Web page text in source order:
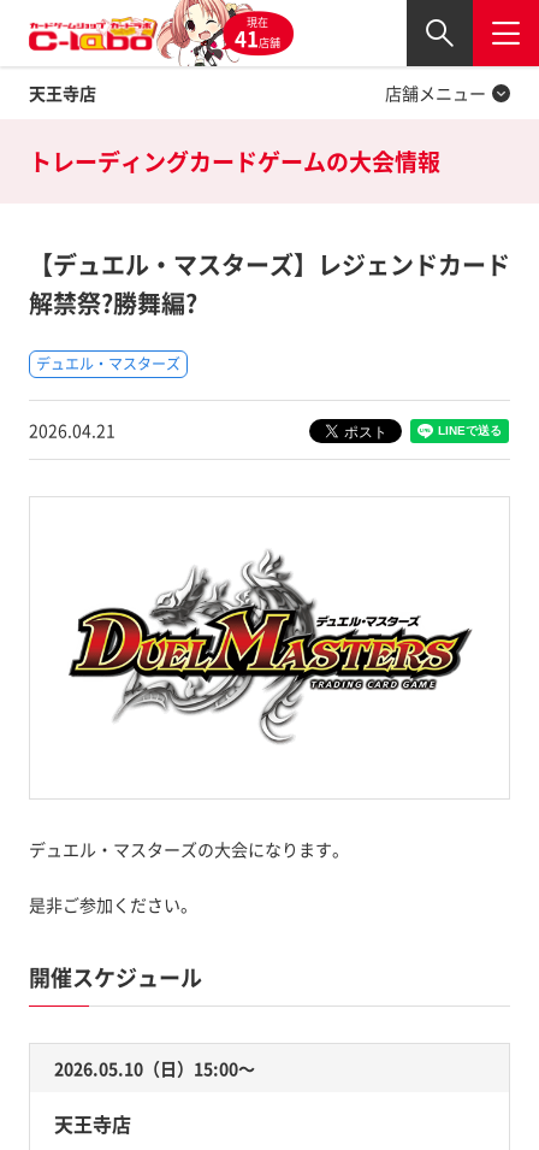
現在
41店舗
天王寺店
閉じる
店舗メニュー
Twitter
トレーディングカードゲームの大会情報
【デュエル・マスターズ】レジェンドカード
解禁祭?勝舞編?
デュエル・マスターズ
2026.04.21
デュエル・マスターズの大会になります。
是非ご参加ください。
開催スケジュール
2026.05.10（日）15:00〜
天王寺店